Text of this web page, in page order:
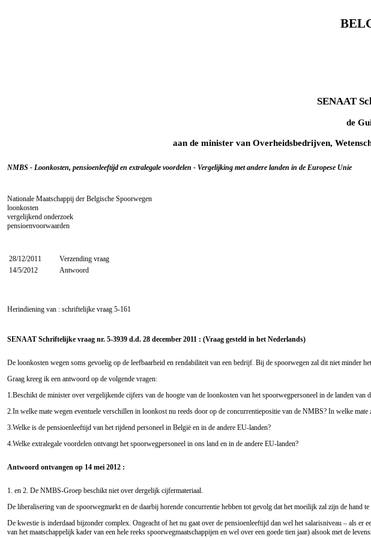
SENAAT
de
aan de minister van Overheidsbedrijven,
NMBS - Loonkosten, pensioenleeftijd en extralegale voordelen - Vergelijking met andere landen in de Europese Unie
Nationale Maatschappij der Belgische Spoorwegen
loonkosten
vergelijkend onderzoek
pensioenvoorwaarden
28/12/2011
Verzending vraag
14/5/2012
Antwoord
Herindiening van : schriftelijke vraag 5-161
SENAAT Schriftelijke vraag nr. 5-3939 d.d. 28 december 2011 : (Vraag gesteld in het Nederlands)
De loonkosten wegen soms gevoelig op de leefbaarheid en rendabiliteit van een bedrijf. Bij de spoorwegen zal dit niet minder
Graag kreeg ik een antwoord op de volgende vragen:
1.Beschikt de minister over vergelijkende cijfers van de hoogte van de loonkosten van het spoorwegpersoneel in de landen
2.In welke mate wegen eventuele verschillen in loonkost nu reeds door op de concurrentiepositie van de NMBS? In welke mate
3.Welke is de pensioenleeftijd van het rijdend personeel in België en in de andere EU-landen?
4.Welke extralegale voordelen ontvangt het spoorwegpersoneel in ons land en in de andere EU-landen?
Antwoord ontvangen op 14 mei 2012 :
1. en 2. De NMBS-Groep beschikt niet over dergelijk cijfermateriaal.
De liberalisering van de spoorwegmarkt en de daarbij horende concurrentie hebben tot gevolg dat het moeilijk zal zijn de hand
De kwestie is inderdaad bijzonder complex. Ongeacht of het nu gaat over de pensioenleeftijd dan wel het salarisniveau – als
van het maatschappelijk kader van een hele reeks spoorwegmaatschappijen en wel over een goede tien jaar) alsook met de